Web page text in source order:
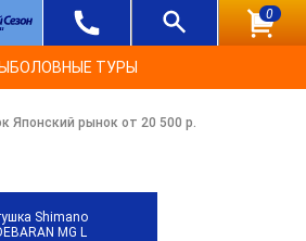
0
ТУРЫ
Японский рынок от 20 500 р.
Shimano
MG L